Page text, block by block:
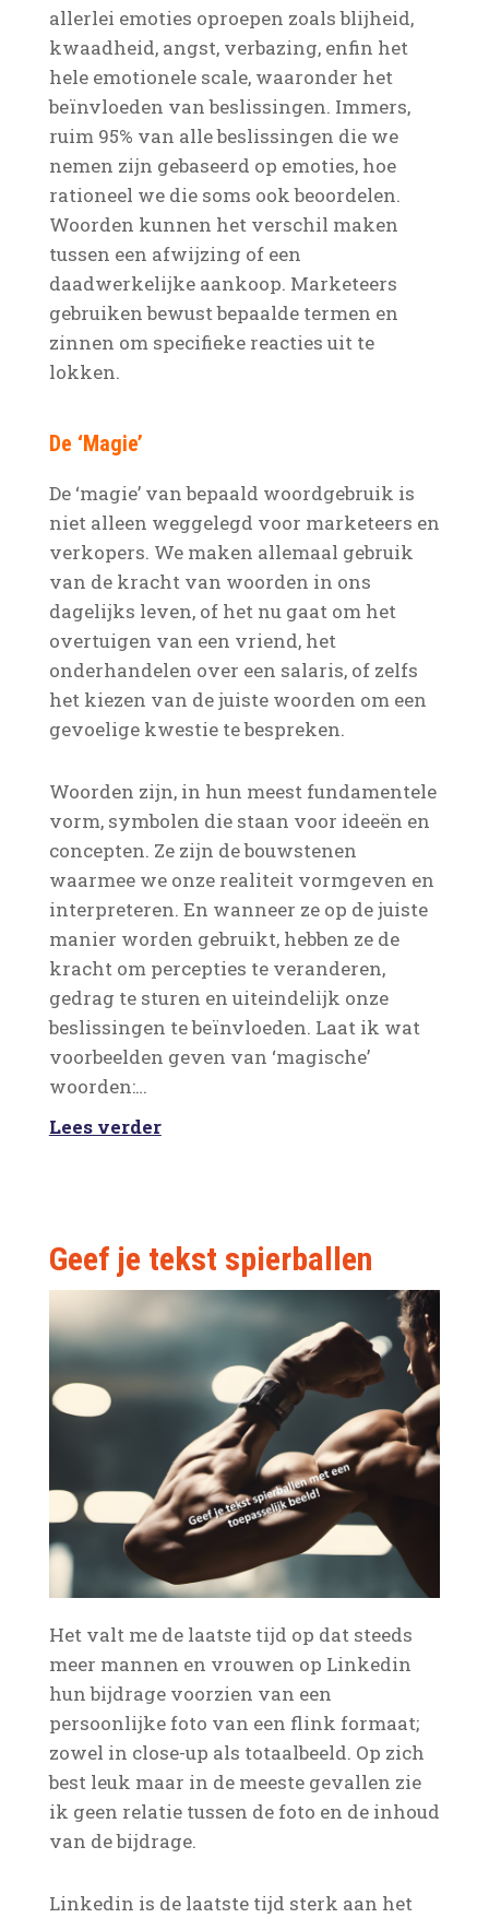
allerlei emoties oproepen zoals blijheid,
kwaadheid, angst, verbazing, enfin het
hele emotionele scale, waaronder het
beïnvloeden van beslissingen. Immers,
ruim 95% van alle beslissingen die we
nemen zijn gebaseerd op emoties, hoe
rationeel we die soms ook beoordelen.
Woorden kunnen het verschil maken
tussen een afwijzing of een
daadwerkelijke aankoop. Marketeers
gebruiken bewust bepaalde termen en
zinnen om specifieke reacties uit te
lokken.
De ‘Magie’
De ‘magie’ van bepaald woordgebruik is
niet alleen weggelegd voor marketeers en
verkopers. We maken allemaal gebruik
van de kracht van woorden in ons
dagelijks leven, of het nu gaat om het
overtuigen van een vriend, het
onderhandelen over een salaris, of zelfs
het kiezen van de juiste woorden om een
gevoelige kwestie te bespreken.
Woorden zijn, in hun meest fundamentele
vorm, symbolen die staan voor ideeën en
concepten. Ze zijn de bouwstenen
waarmee we onze realiteit vormgeven en
interpreteren. En wanneer ze op de juiste
manier worden gebruikt, hebben ze de
kracht om percepties te veranderen,
gedrag te sturen en uiteindelijk onze
beslissingen te beïnvloeden. Laat ik wat
voorbeelden geven van ‘magische’
woorden:…
Lees verder
Geef je tekst spierballen
Het valt me de laatste tijd op dat steeds
meer mannen en vrouwen op Linkedin
hun bijdrage voorzien van een
persoonlijke foto van een flink formaat;
zowel in close-up als totaalbeeld. Op zich
best leuk maar in de meeste gevallen zie
ik geen relatie tussen de foto en de inhoud
van de bijdrage.
Linkedin is de laatste tijd sterk aan het